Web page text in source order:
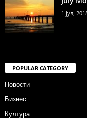
1 јул,
POPULAR CATEGORY
Новости
Бизнес
Култура